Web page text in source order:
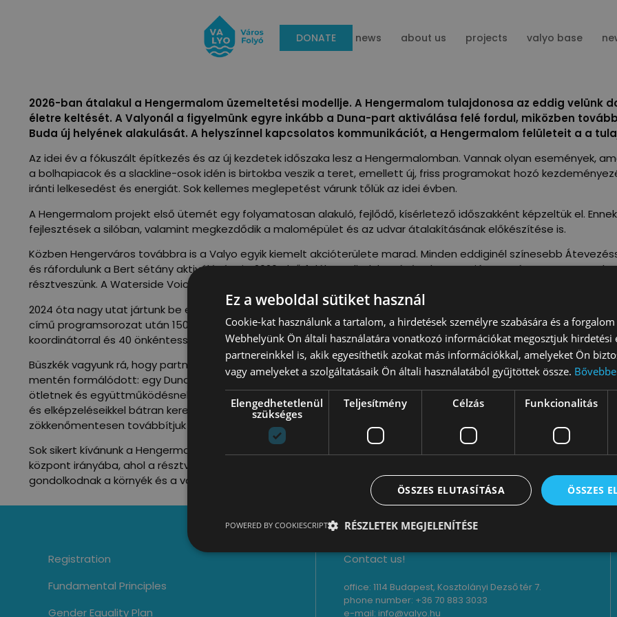
DONATE news about us projects valyo base
2026-ban átalakul a Hengermalom üzemeltetési modellje. A Hengermalom tulajdonosa az eddig velünk
életre keltését. A Valyonál a figyelmünk egyre inkább a Duna-part aktiválása felé fordul, miközben
Buda új helyének alakulását. A helyszínnel kapcsolatos kommunikációt, a Hengermalom felületeit a a
Az idei év a fókuszált építkezés és az új kezdetek időszaka lesz a Hengermalomban. Vannak olyan események,
a bolhapiacok és a slackline-osok idén is birtokba veszik a teret, emellett új, friss programokat hozó
iránti lelkesedést és energiát. Sok kellemes meglepetést várunk tőlük az idei évben.
A Hengermalom projekt első ütemét egy folyamatosan alakuló, fejlődő, kísérletező időszakként képzeltük el.
fejlesztések a silóban, valamint megkezdődik a malomépület és az udvar átalakításának előkészítése is.
Közben Hengerváros továbbra is a Valyo egyik kiemelt akcióterülete marad. Minden eddiginél színesebb
és ráfordulunk a Bert sétány aktiválására is. 2026 első felében elindul a sétány koncepciótervezése a
résztveszünk. A Waterside Voices Creative Europe projekt keretében pedig helyi idős- és gyerekcsoportokkal
2024 óta nagy utat jártunk be együtt. A Hengermalom egy romló állapotú, elhagyatott területből Budapest egyik
című programsorozat után 150 jelentkező partnerrel és 500 lakossági kitöltéssel vágtunk bele a tavalyi évbe.
koordinátorral és 40 önkéntessel tettük még ismertebbé a Hengermalmot, mára pedig a siló egyre inkább egy
Büszkék vagyunk rá, hogy partnereinkkel és a tulajdonos Beltex Kft.-vel közösen sikerült kialakítani egy olyan
mentén formálódott: egy Duna-parti, befogadó hely alapjait tettük le, amely az itt jelenlévő közösségekről szól,
ötletnek és együttműködésnek, amelyet a budapestiek elképzelnek ide. Szeretnénk, ha ez továbbra is
és elképzeléseikkel bátran keressék meg a Hengermalmot menedzselő csapatot. Hamarosan jelentkezünk az ő
zökkenőmentesen továbbítjuk feléjük.
Sok sikert kívánunk a Hengermalomnak 2026-ra is, és azon dolgozunk tovább, hogy a fejlesztések a közösen
központ irányába, ahol a résztvevők alakítják a szabályokat, és együtt hoznak létre nagyszerű dolgokat ––
gondolkodnak a környék és a város jövőjéről.
Registration
Fundamental Principles
Gender Equality Plan
Contact us!
office: 1114 Budapest, Kosztolányi Dezső tér 7.
phone number: +36 70 883 3033
e-mail: info@valyo.hu
Ez a weboldal sütiket használ
Cookie-kat használunk a tartalom, a hirdetések személyre szabására és a forgalom
Webhelyünk Ön általi használatára vonatkozó információkat megosztjuk hirdetési
partnereinkkel is, akik egyesíthetik azokat más információkkal, amelyeket Ön
vagy amelyeket a szolgáltatásaik Ön általi használatából gyűjtöttek össze.
Elengedhetetlenül
szükséges
Teljesítmény Célzás Funkcionalitás
ÖSSZES
ÖSSZES ELUTASÍTÁSA
RÉSZLETEK MEGJELENÍTÉSE
POWERED BY COOKIESCRIPT